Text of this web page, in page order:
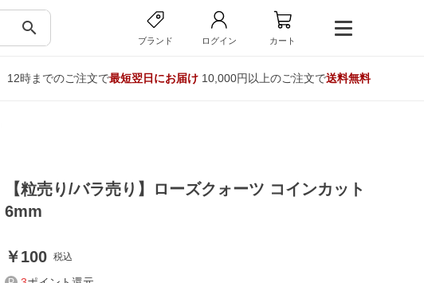
search
ブランド ログイン カート
12時までのご注文で最短翌日にお届け10,000円以上のご注文で送料無料
【粒売り/バラ売り】ローズクォーツ コインカット
6mm
100 税込